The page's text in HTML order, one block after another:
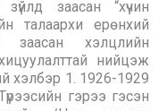
заасан “хүчин
талаархи ерөнхий
заасан хэлцлийн
нийцэж
хэлбэр 1. 1926-1929
гэрээ гэсэн